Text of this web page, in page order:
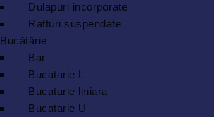
Dulapuri incorporate
Rafturi suspendate
Bucătărie
Bar
Bucatarie L
Bucatarie liniara
Bucatarie U